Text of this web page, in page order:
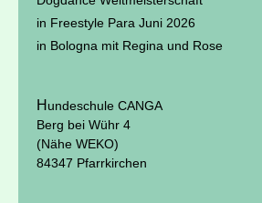
in Freestyle Para Juni 2026
in Bologna mit Regina und Rose
H undeschule CANGA
Berg bei Wühr 4
(Nähe WEKO)
84347 Pfarrkirchen